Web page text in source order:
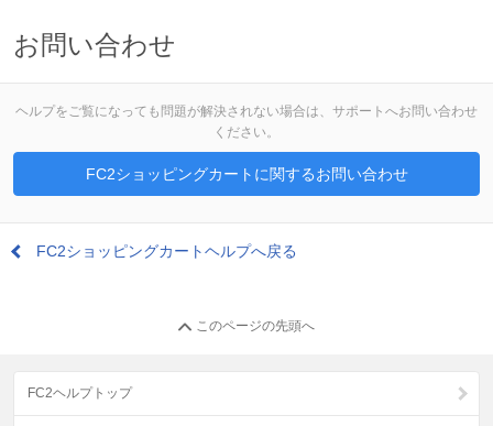
お問い合わせ
ヘルプをご覧になっても問題が解決されない場合は、サポートへお問い合わせ
ください。
FC2ショッピングカートに関するお問い合わせ
FC2ショッピングカートヘルプへ戻る
このページの先頭へ
FC2ヘルプトップ